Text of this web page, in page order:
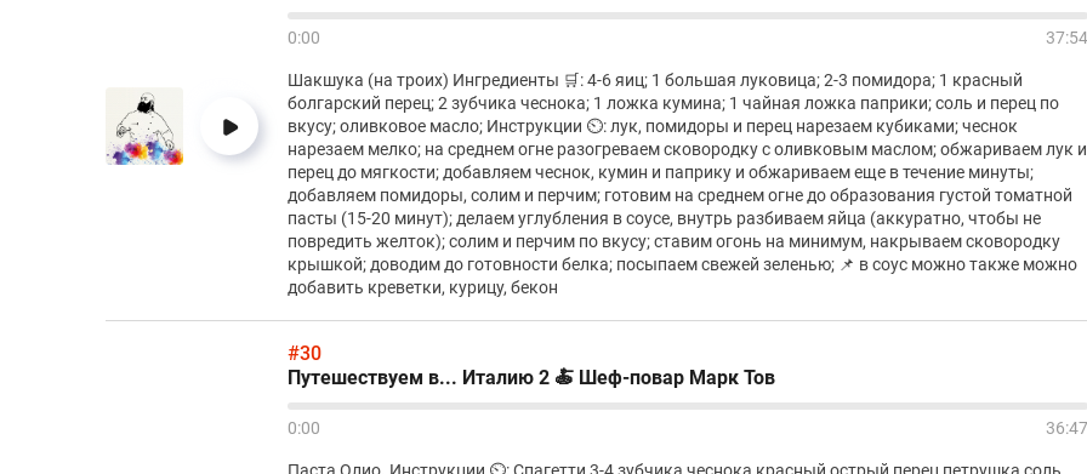
0:00 37:54
Шакшука (на троих) Ингредиенты 🛒: 4-6 яиц; 1 большая луковица; 2-3 помидора; 1 красный
болгарский перец; 2 зубчика чеснока; 1 ложка кумина; 1 чайная ложка паприки; соль и перец по
вкусу; оливковое масло; Инструкции ⏲️: лук, помидоры и перец нарезаем кубиками; чеснок
нарезаем мелко; на среднем огне разогреваем сковородку с оливковым маслом; обжариваем лук и
перец до мягкости; добавляем чеснок, кумин и паприку и обжариваем еще в течение минуты;
добавляем помидоры, солим и перчим; готовим на среднем огне до образования густой томатной
пасты (15-20 минут); делаем углубления в соусе, внутрь разбиваем яйца (аккуратно, чтобы не
повредить желток); солим и перчим по вкусу; ставим огонь на минимум, накрываем сковородку
крышкой; доводим до готовности белка; посыпаем свежей зеленью; 📌 в соус можно также можно
добавить креветки, курицу, бекон
#30
Путешествуем в... Италию 2 🍝 Шеф-повар Марк Тов
0:00 36:47